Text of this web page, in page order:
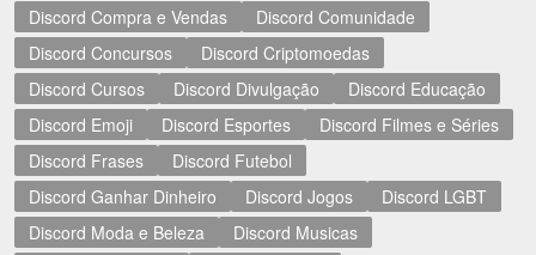
Discord Compra e Vendas
Discord Comunidade
Discord Concursos
Discord Criptomoedas
Discord Cursos
Discord Divulgação
Discord Educação
Discord Emoji
Discord Esportes
Discord Filmes e Séries
Discord Frases
Discord Futebol
Discord Ganhar Dinheiro
Discord Jogos
Discord LGBT
Discord Moda e Beleza
Discord Musicas